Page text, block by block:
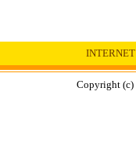
Copyright (c)